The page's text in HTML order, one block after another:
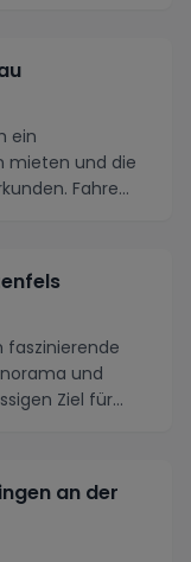
ein
mieten und die
Fahre
faszinierende
und
Ziel für
an der